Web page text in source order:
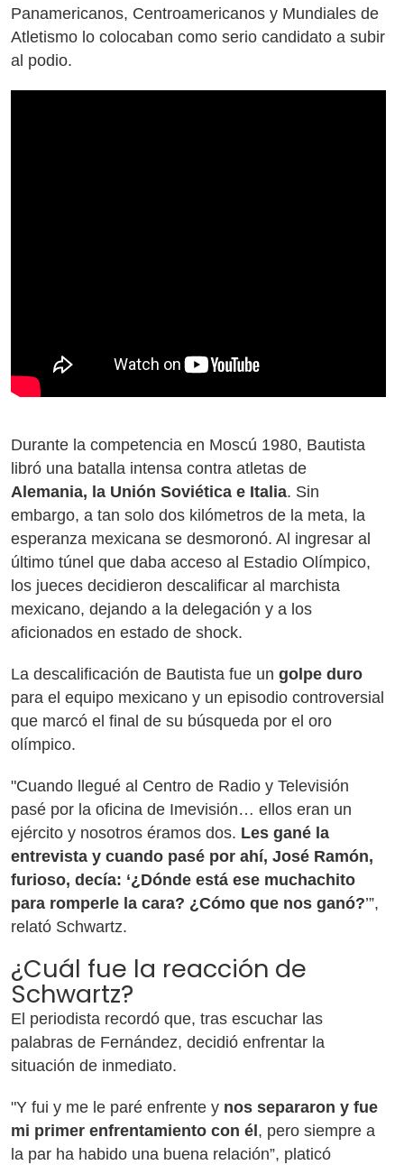
Panamericanos, Centroamericanos y Mundiales de
Atletismo lo colocaban como serio candidato a subir
al podio.
Durante la competencia en Moscú 1980, Bautista
libró una batalla intensa contra atletas de
Alemania, la Unión Soviética e Italia. Sin
embargo, a tan solo dos kilómetros de la meta, la
esperanza mexicana se desmoronó. Al ingresar al
último túnel que daba acceso al Estadio Olímpico,
los jueces decidieron descalificar al marchista
mexicano, dejando a la delegación y a los
aficionados en estado de shock.
La descalificación de Bautista fue un golpe duro
para el equipo mexicano y un episodio controversial
que marcó el final de su búsqueda por el oro
olímpico.
"Cuando llegué al Centro de Radio y Televisión
pasé por la oficina de Imevisión… ellos eran un
ejército y nosotros éramos dos. Les gané la
entrevista y cuando pasé por ahí, José Ramón,
furioso, decía: ‘¿Dónde está ese muchachito
para romperle la cara? ¿Cómo que nos ganó?’”,
relató Schwartz.
¿Cuál fue la reacción de
Schwartz?
El periodista recordó que, tras escuchar las
palabras de Fernández, decidió enfrentar la
situación de inmediato.
"Y fui y me le paré enfrente y nos separaron y fue
mi primer enfrentamiento con él , pero siempre a
la par ha habido una buena relación”, platicó